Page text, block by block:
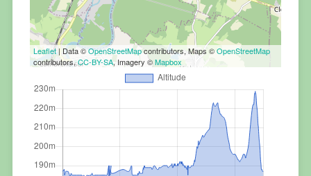
Leaflet| Data ©OpenStreetMapcontributors, Maps ©OpenStreetMap
contributors,CC-BY-SA, Imagery ©Mapbox